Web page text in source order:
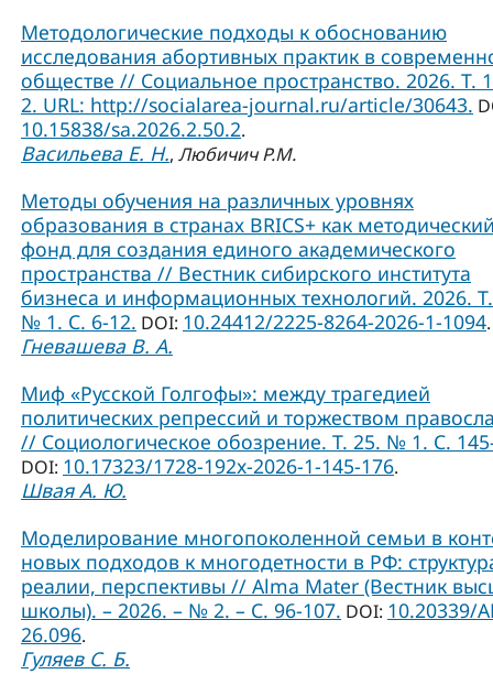
Методологические подходы к обоснованию
исследования абортивных практик в
обществе // Социальное пространство. 2026. Т.
2. URL: http://socialarea-journal.ru/article/30643.
10.15838/sa.2026.2.50.2.
Васильева Е. Н., Любичич Р.М.
Методы обучения на различных уровнях
образования в странах BRICS+ как
фонд для создания единого академического
пространства // Вестник сибирского института
бизнеса и информационных технологий. 2026.
№ 1. С. 6-12. DOI: 10.24412/2225-8264-2026-1-1094.
Гневашева В. А.
Миф «Русской Голгофы»: между трагедией
политических репрессий и торжеством
// Социологическое обозрение. Т. 25. № 1. С.
DOI: 10.17323/1728-192x-2026-1-145-176.
Швая А. Ю.
Моделирование многопоколенной семьи в
новых подходов к многодетности в РФ:
реалии, перспективы // Alma Mater (Вестник
школы). – 2026. – № 2. – С. 96-107. DOI: 10.20339/
26.096.
Гуляев С. Б.